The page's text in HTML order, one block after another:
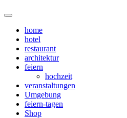
Menü
home
hotel
restaurant
architektur
feiern
hochzeit
veranstaltungen
Umgebung
feiern-tagen
Shop